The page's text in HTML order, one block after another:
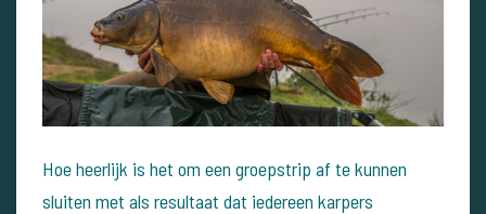
Hoe heerlijk is het om een groepstrip af te kunnen
sluiten met als resultaat dat iedereen karpers